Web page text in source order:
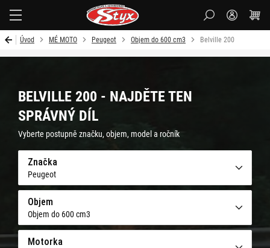
Úvod MÉ MOTO Peugeot Objem do 600 cm3 Belville 200
BELVILLE 200 - NAJDĚTE TEN
SPRÁVNÝ DÍL
Vyberte postupně značku, objem, model a ročník
Značka
Peugeot
Objem
Objem do 600 cm3
Motorka